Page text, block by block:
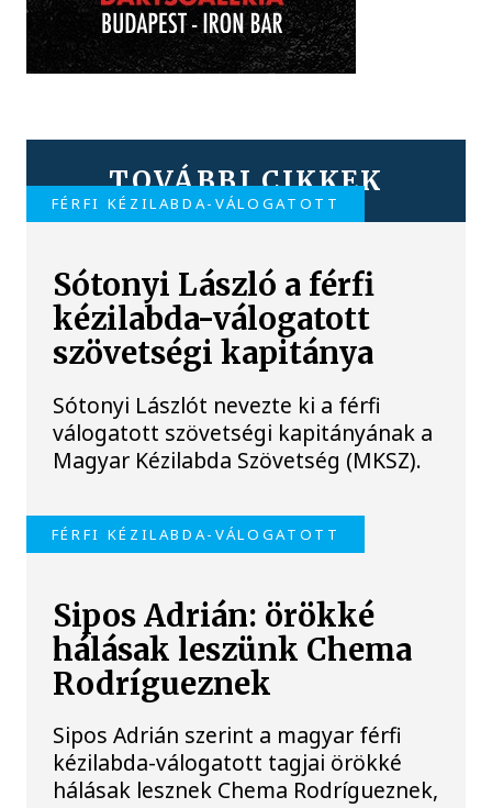
TOVÁBBI CIKKEK
FÉRFI KÉZILABDA-VÁLOGATOTT
Sótonyi László a férfi
kézilabda-válogatott
szövetségi kapitánya
Sótonyi Lászlót nevezte ki a férfi
válogatott szövetségi kapitányának a
Magyar Kézilabda Szövetség (MKSZ).
FÉRFI KÉZILABDA-VÁLOGATOTT
Sipos Adrián: örökké
hálásak leszünk Chema
Rodrígueznek
Sipos Adrián szerint a magyar férfi
kézilabda-válogatott tagjai örökké
hálásak lesznek Chema Rodrígueznek,